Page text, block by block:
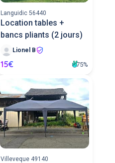
Languidic 56440
Location tables +
bancs pliants (2 jours)
Lionel B
15€ 75%
Villeveque 49140